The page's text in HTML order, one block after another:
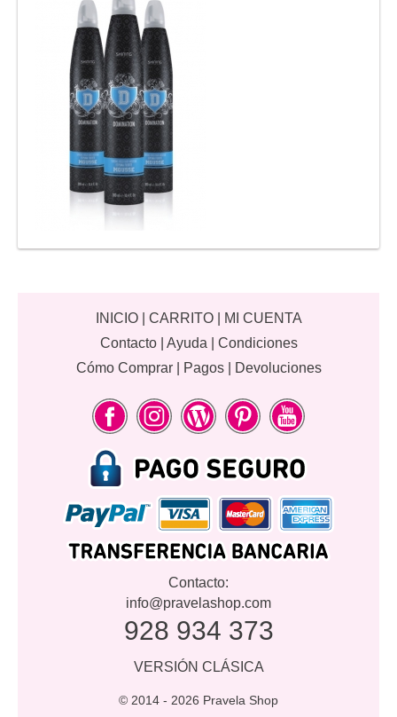
INICIO| CARRITO|
MI CUENTA
Contacto| Ayuda
Condiciones
Cómo Comprar| Pagos| Devoluciones
Contacto:
info@pravelashop.com
928 934 373
VERSIÓN CLÁSICA
© 2014 - 2026 Pravela Shop